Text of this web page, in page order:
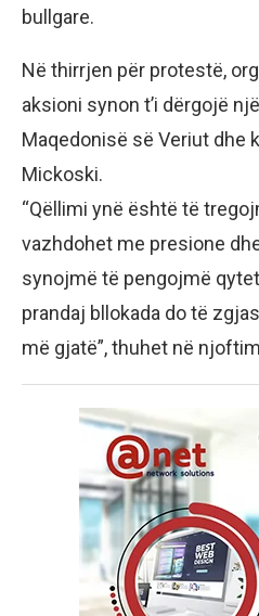
bullgare.
Në thirrjen për protestë,
aksioni synon t’i dërgojë
Maqedonisë së Veriut dhe
Mickoski.
“Qëllimi ynë është të
vazhdohet me presione
synojmë të pengojmë
prandaj bllokada do të
më gjatë”, thuhet në